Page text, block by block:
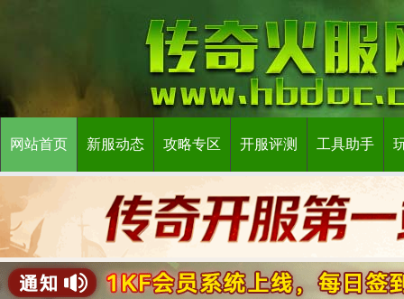
网站首页 新服动态 攻略专区 开服评测 工具助手